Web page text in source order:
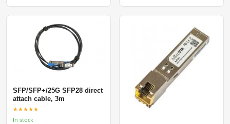
SFP/SFP+/25G SFP28 direct
attach cable, 3m
★★★★★
In stock